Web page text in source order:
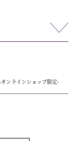
ンラインショップ限定-